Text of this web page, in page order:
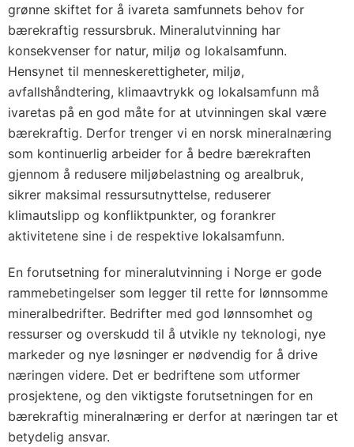
grønne skiftet for å ivareta samfunnets behov for
bærekraftig ressursbruk. Mineralutvinning har
konsekvenser for natur, miljø og lokalsamfunn.
Hensynet til menneskerettigheter, miljø,
avfallshåndtering, klimaavtrykk og lokalsamfunn må
ivaretas på en god måte for at utvinningen skal være
bærekraftig. Derfor trenger vi en norsk mineralnæring
som kontinuerlig arbeider for å bedre bærekraften
gjennom å redusere miljøbelastning og arealbruk,
sikrer maksimal ressursutnyttelse, reduserer
klimautslipp og konfliktpunkter, og forankrer
aktivitetene sine i de respektive lokalsamfunn.
En forutsetning for mineralutvinning i Norge er gode
rammebetingelser som legger til rette for lønnsomme
mineralbedrifter. Bedrifter med god lønnsomhet og
ressurser og overskudd til å utvikle ny teknologi, nye
markeder og nye løsninger er nødvendig for å drive
næringen videre. Det er bedriftene som utformer
prosjektene, og den viktigste forutsetningen for en
bærekraftig mineralnæring er derfor at næringen tar et
betydelig ansvar.